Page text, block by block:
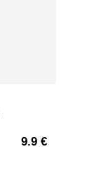
9.9 €